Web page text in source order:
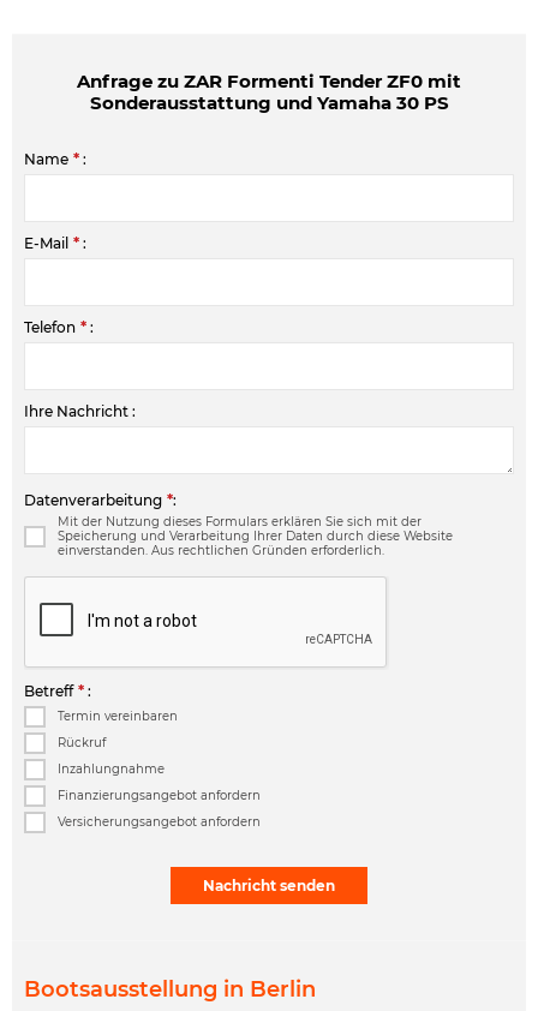
Anfrage zu ZAR Formenti Tender ZF0 mit
Sonderausstattung und Yamaha 30 PS
Name * :
E-Mail * :
Telefon * :
Ihre Nachricht :
Datenverarbeitung *:
Mit der Nutzung dieses Formulars erklären Sie sich mit der
Speicherung und Verarbeitung Ihrer Daten durch diese Website
einverstanden. Aus rechtlichen Gründen erforderlich.
Betreff * :
Termin vereinbaren
Rückruf
Inzahlungnahme
Finanzierungsangebot anfordern
Versicherungsangebot anfordern
Bootsausstellung in Berlin